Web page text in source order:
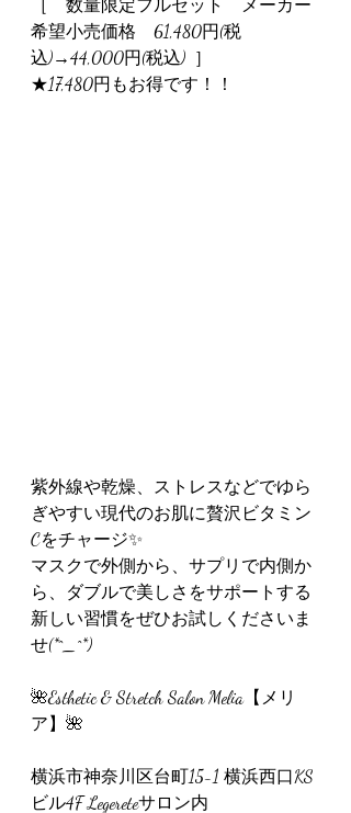
［　数量限定フルセット　メーカー
希望小売価格　61,480円(税
込)→44,000円(税込)  ］
★17,480円もお得です！！
紫外線や乾燥、ストレスなどでゆら
ぎやすい現代のお肌に贅沢ビタミン
Cをチャージ✨
マスクで外側から、サプリで内側か
ら、ダブルで美しさをサポートする
新しい習慣をぜひお試しくださいま
せ(*^_^*)
🌺Esthetic & Stretch Salon Melia【メリ
ア】🌺
横浜市神奈川区台町15-1 横浜西口KS
ビル4F Legereteサロン内